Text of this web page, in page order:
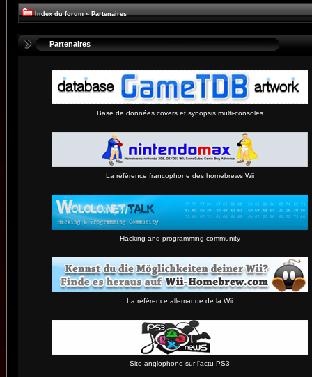
Index du forum » Partenaires
Partenaires
Base de données covers et synopsis multi-consoles
La référence francophone des homebrews Wii
Hacking and programming community
La référence allemande de la Wii
Site anglophone sur l'actu PS3